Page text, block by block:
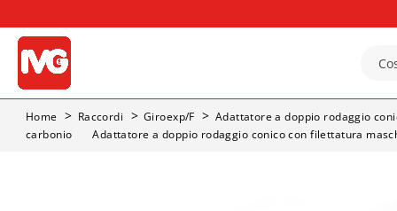
Home Raccordi Giroexp/F
Adattatore a doppio rodaggio
carbonio
Adattatore a doppio rodaggio conico con filettatura